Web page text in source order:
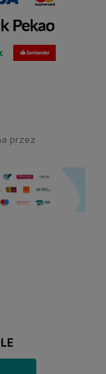
przez